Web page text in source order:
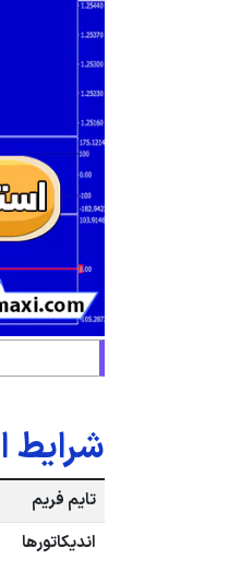
شرایط
تایم فریم
اندیکاتورها